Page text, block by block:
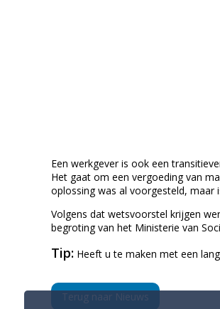
Een werkgever is ook een
Het gaat om een vergoeding van
oplossing was al voorgesteld, maar
Volgens dat wetsvoorstel krijgen
begroting van het Ministerie van
Tip: Heeft u te maken met een
Terug naar Nieuws